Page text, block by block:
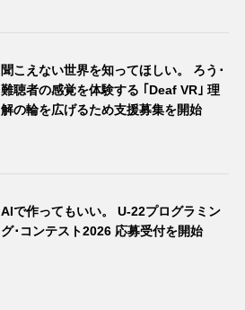
聞こえない世界を知ってほしい。 ろう･
難聴者の感覚を体験する ｢Deaf VR｣ 理
解の輪を広げるため支援募集を開始
AIで作ってもいい。 U-22プログラミン
グ･コンテスト2026 応募受付を開始